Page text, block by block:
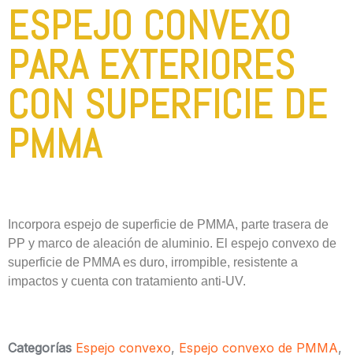
ESPEJO CONVEXO
PARA EXTERIORES
CON SUPERFICIE DE
PMMA
Incorpora espejo de superficie de PMMA, parte trasera de
PP y marco de aleación de aluminio. El espejo convexo de
superficie de PMMA es duro, irrompible, resistente a
impactos y cuenta con tratamiento anti-UV.
Categorías Espejo convexo, Espejo convexo de PMMA,